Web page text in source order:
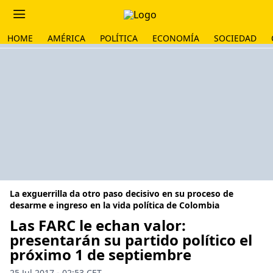
HOME AMÉRICA POLÍTICA ECONOMÍA SOCIEDAD
La exguerrilla da otro paso decisivo en su proceso de
desarme e ingreso en la vida política de Colombia
Las FARC le echan valor:
presentarán su partido político el
próximo 1 de septiembre